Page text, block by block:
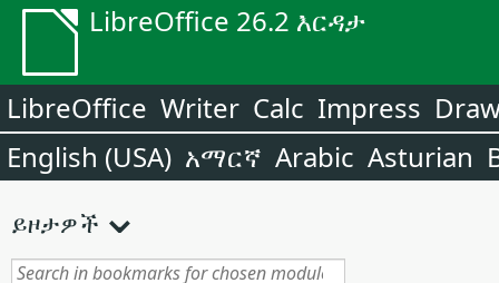
LibreOffice 26.2 እርዳታ
LibreOffice Writer Calc Impress
English (USA) አማርኛ Arabic Asturian
ይዞታዎች